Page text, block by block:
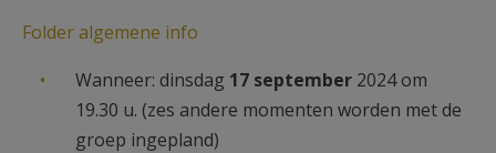
Folder algemene info
Wanneer: dinsdag 17 september 2024 om
19.30 u. (zes andere momenten worden met de
groep ingepland)